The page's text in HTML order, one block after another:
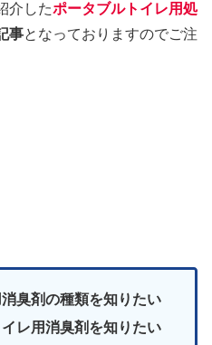
介したポータブルトイレ用処
事となっておりますのでご注
臭剤の種類を知りたい
レ用消臭剤を知りたい